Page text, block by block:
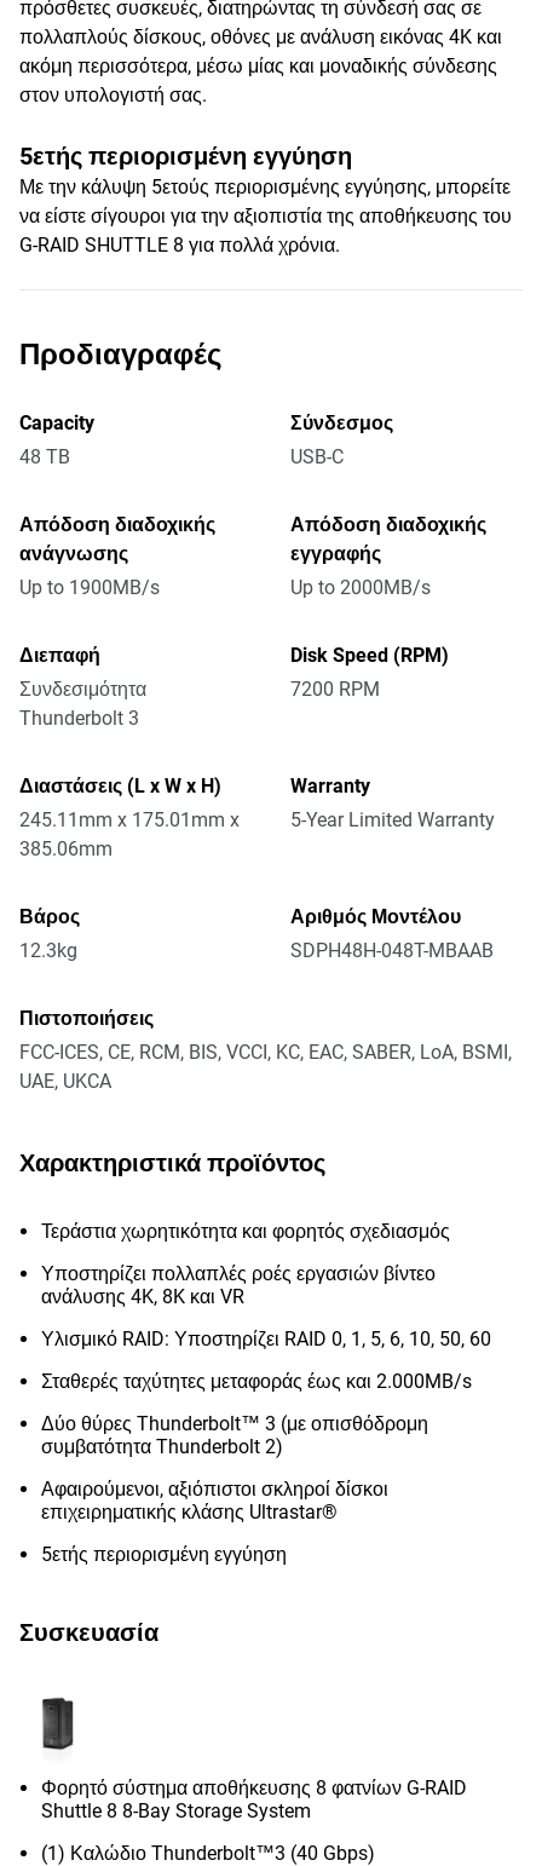
πρόσθετες συσκευές, διατηρώντας τη σύνδεσή σας σε
πολλαπλούς δίσκους, οθόνες με ανάλυση εικόνας 4K και
ακόμη περισσότερα, μέσω μίας και μοναδικής σύνδεσης
στον υπολογιστή σας.
5ετής περιορισμένη εγγύηση
Με την κάλυψη 5ετούς περιορισμένης εγγύησης, μπορείτε
να είστε σίγουροι για την αξιοπιστία της αποθήκευσης του
G-RAID SHUTTLE 8 για πολλά χρόνια.
Προδιαγραφές
Capacity
48 TB
Σύνδεσμος
USB-C
Απόδοση διαδοχικής
ανάγνωσης
Up to 1900MB/s
Απόδοση διαδοχικής
εγγραφής
Up to 2000MB/s
Διεπαφή
Συνδεσιμότητα
Thunderbolt 3
Disk Speed (RPM)
7200 RPM
Διαστάσεις (L x W x H)
245.11mm x 175.01mm x
385.06mm
Warranty
5-Year Limited Warranty
Βάρος
12.3kg
Αριθμός Μοντέλου
SDPH48H-048T-MBAAB
Πιστοποιήσεις
FCC-ICES, CE, RCM, BIS, VCCI, KC, EAC, SABER, LoA, BSMI,
UAE, UKCA
Χαρακτηριστικά προϊόντος
Τεράστια χωρητικότητα και φορητός σχεδιασμός
Υποστηρίζει πολλαπλές ροές εργασιών βίντεο
ανάλυσης 4K, 8K και VR
Υλισμικό RAID: Υποστηρίζει RAID 0, 1, 5, 6, 10, 50, 60
Σταθερές ταχύτητες μεταφοράς έως και 2.000MB/s
Δύο θύρες Thunderbolt™ 3 (με οπισθόδρομη
συμβατότητα Thunderbolt 2)
Αφαιρούμενοι, αξιόπιστοι σκληροί δίσκοι
επιχειρηματικής κλάσης Ultrastar®
5ετής περιορισμένη εγγύηση
Συσκευασία
Φορητό σύστημα αποθήκευσης 8 φατνίων G-RAID
Shuttle 8 8-Bay Storage System
(1) Καλώδιο Thunderbolt™3 (40 Gbps)